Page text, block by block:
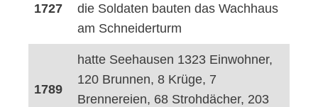
1727
die Soldaten bauten das Wachhaus
am Schneiderturm
1789
hatte Seehausen 1323 Einwohner,
120 Brunnen, 8 Krüge, 7
Brennereien, 68 Strohdächer, 203